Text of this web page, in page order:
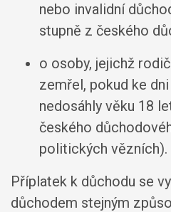
nebo invalidní
stupně z českého
o osoby, jejichž
zemřel, pokud ke
nedosáhly věku 18
českého
politických vězních).
Příplatek k důchodu se
důchodem stejným